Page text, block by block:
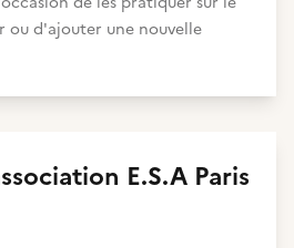
ou d'ajouter une nouvelle
E.S.A Paris